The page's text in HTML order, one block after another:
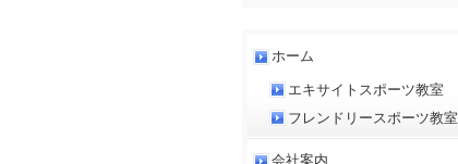
ホーム
エキサイトスポーツ教室
フレンドリースポーツ教室
会社案内